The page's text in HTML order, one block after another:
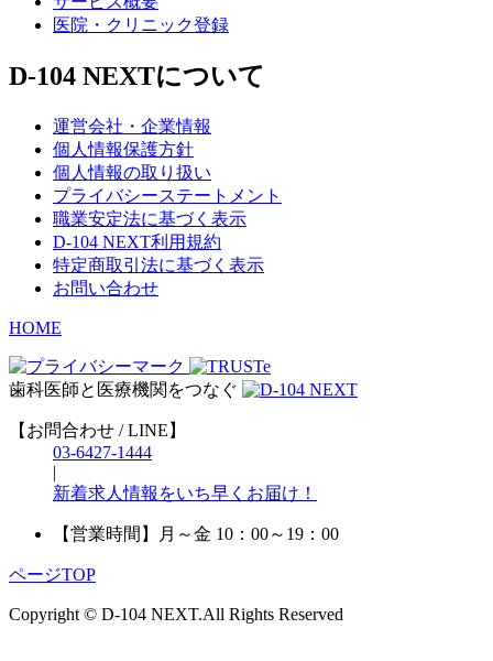
医院・クリニック登録
D-104 NEXTについて
運営会社・企業情報
個人情報保護方針
個人情報の取り扱い
プライバシーステートメント
職業安定法に基づく表示
D-104 NEXT利用規約
特定商取引法に基づく表示
お問い合わせ
HOME
歯科医師と医療機関をつなぐ
【お問合わせ / LINE】
03-6427-1444
|
新着求人情報をいち早くお届け！
【営業時間】 月～金 10：00～19：00
ページTOP
Copyright © D-104 NEXT.All Rights Reserved